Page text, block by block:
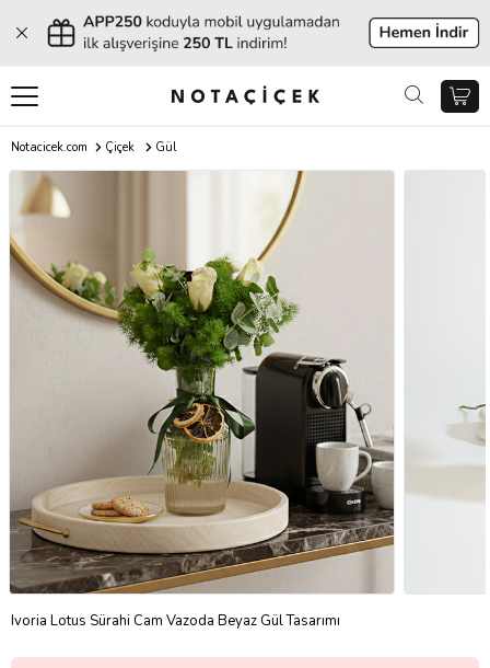
Notacicek.com Çiçek Gül
Ivoria Lotus Sürahi Cam Vazoda Beyaz Gül Tasarımı